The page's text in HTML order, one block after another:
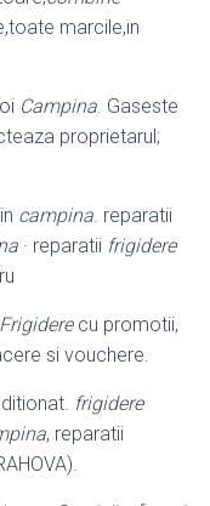
marcile,in
Campina. Gaseste
proprietarul;
campina. reparatii
· reparatii frigidere
Frigiderecu promotii,
si vouchere.
frigidere
, reparatii